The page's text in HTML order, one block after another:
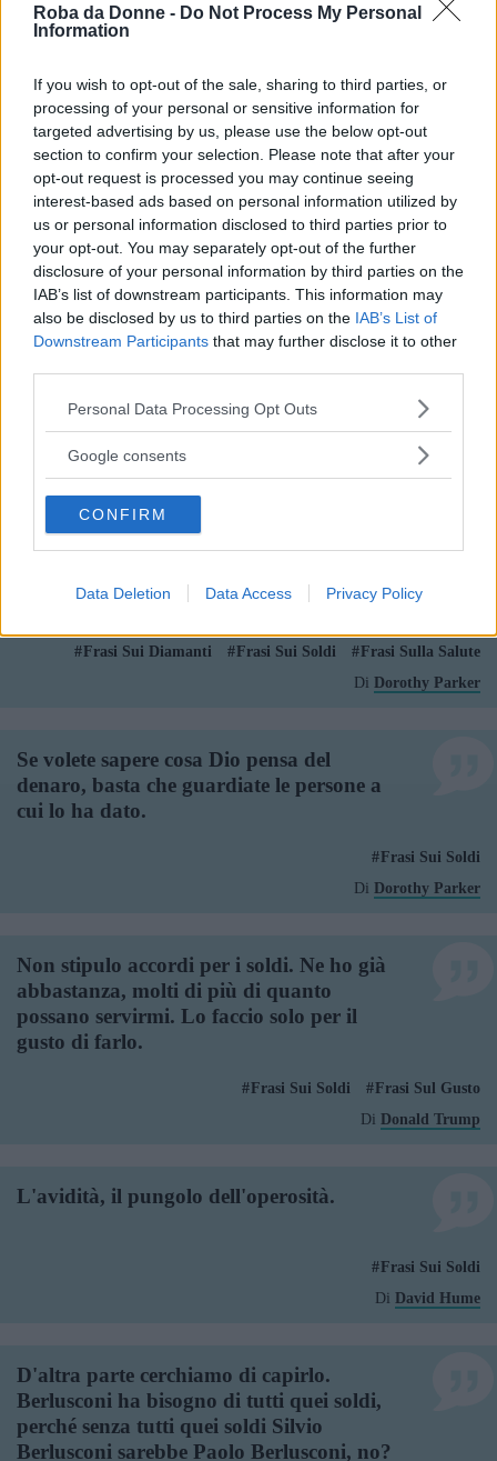
Roba da Donne - Do Not Process My Personal
Information
If you wish to opt-out of the sale, sharing to third parties, or
processing of your personal or sensitive information for
targeted advertising by us, please use the below opt-out
section to confirm your selection. Please note that after your
opt-out request is processed you may continue seeing
interest-based ads based on personal information utilized by
us or personal information disclosed to third parties prior to
your opt-out. You may separately opt-out of the further
disclosure of your personal information by third parties on the
IAB’s list of downstream participants. This information may
also be disclosed by us to third parties on the IAB’s List of
Downstream Participants that may further disclose it to other
Please note that this website/app uses one or more Google
not limited to your visit or usage behaviour. You may click to
use your data for below specified purposes in below Google
consent section.
Personal Data Processing Opt Outs
Google consents
CONFIRM
Data Deletion Data Access Privacy Policy
Frasi Sulla Stupidità
Semplice parsimonia non è economia. Le
uscite, le grandi uscite di denaro, possono
essere una parte essenziale della vera
economia.
Frasi Sui Soldi
Di Edmund Burke
I soldi? Come ho fatto a perderli? Non li
ho mai persi. Solo non ho mai saputo
dove siano finiti.
Frasi Sui Soldi
Di Edith Piaf
Il denaro non comprerà la salute, ma
starei volentieri su una sedia a rotelle
tempestata di diamanti.
Frasi Sui Diamanti Frasi Sui Soldi
Frasi Sulla Salute
Di Dorothy Parker
Se volete sapere cosa Dio pensa del
denaro, basta che guardiate le persone a
cui lo ha dato.
Frasi Sui Soldi
Di Dorothy Parker
Non stipulo accordi per i soldi. Ne ho già
abbastanza, molti di più di quanto
possano servirmi. Lo faccio solo per il
gusto di farlo.
Frasi Sui Soldi
Frasi Sul Gusto
Di Donald Trump
L'avidità, il pungolo dell'operosità.
Frasi Sui Soldi
Di David Hume
D'altra parte cerchiamo di capirlo.
Berlusconi ha bisogno di tutti quei soldi,
perché senza tutti quei soldi Silvio
Berlusconi sarebbe Paolo Berlusconi, no?